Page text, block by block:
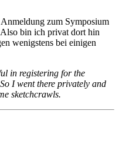
zum Symposium
Also bin ich privat dort hin
wenigstens bei einigen
in registering for the
I went there privately and
sketchcrawls.